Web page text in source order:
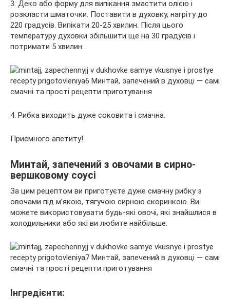
3. Деко або форму для випікання змастити олією і
розкласти шматочки. Поставити в духовку, нагріту до
220 градусів. Випікати 20-25 хвилин. Після цього
температуру духовки збільшити ще на 30 градусів і
потримати 5 хвилин.
4. Рибка виходить дуже соковита і смачна.
Приємного апетиту!
Минтай, запечений з овочами в сирно-
вершковому соусі
За цим рецептом ви приготуєте дуже смачну рибку з
овочами під м’якою, тягучою сирною скоринкою. Ви
можете використовувати будь-які овочі, які знайшлися в
холодильники або які ви любите найбільше.
Інгредієнти: